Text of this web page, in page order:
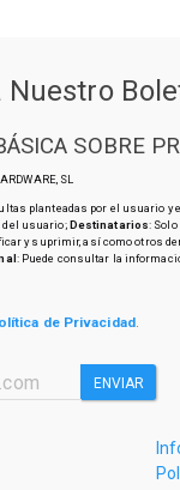
Nuestro
SOBRE
SL
planteadas por el usuario
del usuario;Destinatarios:
y suprimir, así como otros
: Puede consultar la
de Privacidad.
ENVIAR